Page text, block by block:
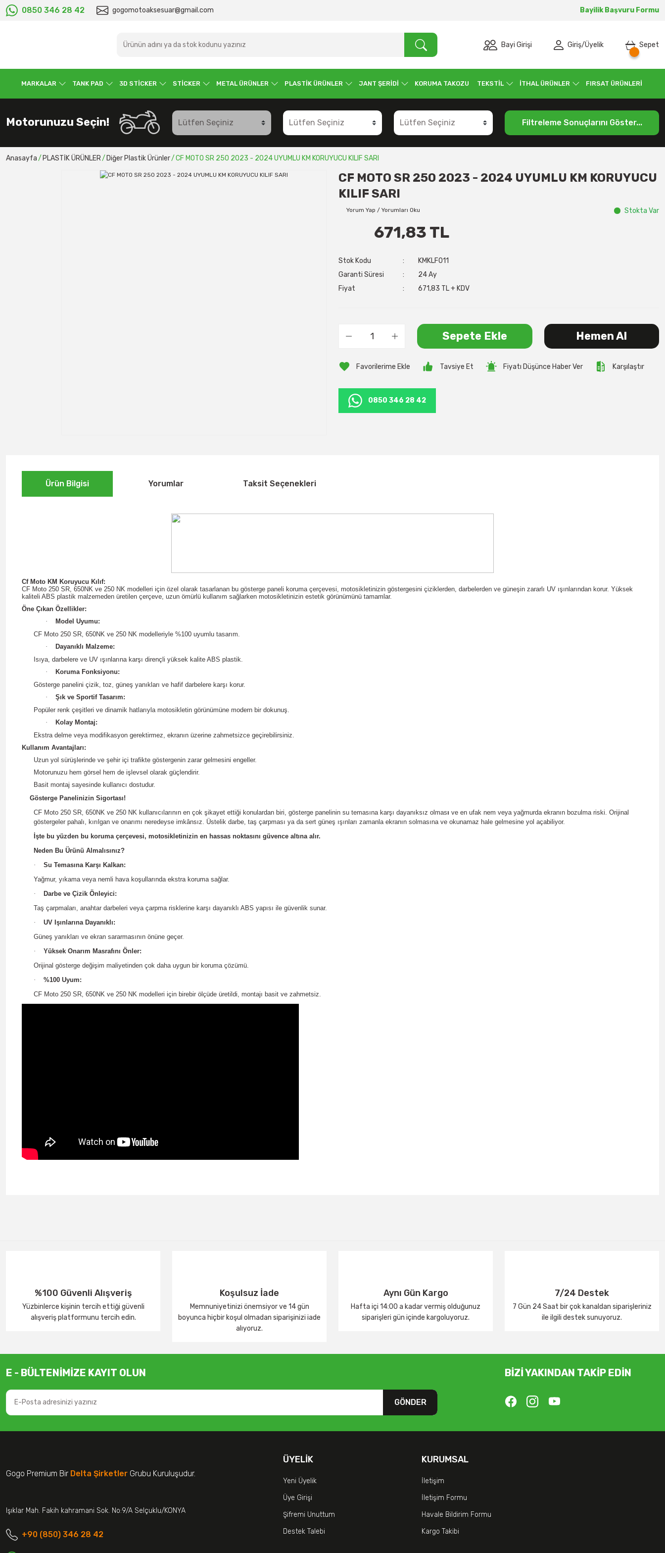
0850 346 28 42 gogomotoaksesuar@gmail.com Bayilik Başvuru Formu
Bayi Girişi Giriş/Üyelik Sepet
MARKALAR TANK PAD 3D STİCKER STİCKER METAL ÜRÜNLER PLASTİK ÜRÜNLER JANT ŞERİDİ KORUMA TAKOZU TEKSTİL İTHAL ÜRÜNLER FIRSAT ÜRÜNLERİ
Motorunuzu Seçin! Filtreleme Sonuçlarını Göster...
Anasayfa PLASTİK ÜRÜNLER Diğer Plastik Ürünler CF MOTO SR 250 2023 - 2024 UYUMLU KM KORUYUCU KILIF SARI
CF MOTO SR 250 2023 - 2024 UYUMLU KM KORUYUCU
KILIF SARI
Yorum Yap / Yorumları Oku Stokta Var
671,83 TL
Stok Kodu
KMKLF011
Garanti Süresi
24 Ay
Fiyat
671,83 TL + KDV
Sepete Ekle Hemen Al
Tavsiye Et Fiyatı Düşünce Haber Ver Karşılaştır
0850 346 28 42
Ürün Bilgisi Yorumlar Taksit Seçenekleri
Cf Moto KM Koruyucu Kılıf:
CF Moto 250 SR, 650NK ve 250 NK modelleri için özel olarak tasarlanan bu gösterge paneli koruma çerçevesi, motosikletinizin göstergesini çiziklerden, darbelerden ve güneşin zararlı UV ışınlarından korur. Yüksek
kaliteli ABS plastik malzemeden üretilen çerçeve, uzun ömürlü kullanım sağlarken motosikletinizin estetik görünümünü tamamlar.
Öne Çıkan Özellikler:
·
Model Uyumu:
CF Moto 250 SR, 650NK ve 250 NK modelleriyle %100 uyumlu tasarım.
·
Dayanıklı Malzeme:
Isıya, darbelere ve UV ışınlarına karşı dirençli yüksek kalite ABS plastik.
·
Koruma Fonksiyonu:
Gösterge panelini çizik, toz, güneş yanıkları ve hafif darbelere karşı korur.
·
Şık ve Sportif Tasarım:
Popüler renk çeşitleri ve dinamik hatlarıyla motosikletin görünümüne modern bir dokunuş.
·
Kolay Montaj:
Ekstra delme veya modifikasyon gerektirmez, ekranın üzerine zahmetsizce geçirebilirsiniz.
Kullanım Avantajları:
Uzun yol sürüşlerinde ve şehir içi trafikte göstergenin zarar gelmesini engeller.
Motorunuzu hem görsel hem de işlevsel olarak güçlendirir.
Basit montaj sayesinde kullanıcı dostudur.
Gösterge Panelinizin Sigortası!
CF Moto 250 SR, 650NK ve 250 NK kullanıcılarının en çok şikayet ettiği konulardan biri, gösterge panelinin su temasına karşı dayanıksız olması ve en ufak nem veya yağmurda ekranın bozulma riski. Orijinal
göstergeler pahalı, kırılgan ve onarımı neredeyse imkânsız. Üstelik darbe, taş çarpması ya da sert güneş ışınları zamanla ekranın solmasına ve okunamaz hale gelmesine yol açabiliyor.
İşte bu yüzden bu koruma çerçevesi, motosikletinizin en hassas noktasını güvence altına alır.
Neden Bu Ürünü Almalısınız?
·
Su Temasına Karşı Kalkan:
Yağmur, yıkama veya nemli hava koşullarında ekstra koruma sağlar.
·
Darbe ve Çizik Önleyici:
Taş çarpmaları, anahtar darbeleri veya çarpma risklerine karşı dayanıklı ABS yapısı ile güvenlik sunar.
·
UV Işınlarına Dayanıklı:
Güneş yanıkları ve ekran sararmasının önüne geçer.
·
Yüksek Onarım Masrafını Önler:
Orijinal gösterge değişim maliyetinden çok daha uygun bir koruma çözümü.
·
%100 Uyum:
CF Moto 250 SR, 650NK ve 250 NK modelleri için birebir ölçüde üretildi, montajı basit ve zahmetsiz.
%100 Güvenli Alışveriş
Yüzbinlerce kişinin tercih ettiği güvenli
alışveriş platformunu tercih edin.
Koşulsuz İade
Memnuniyetinizi önemsiyor ve 14 gün
boyunca hiçbir koşul olmadan siparişinizi iade
alıyoruz.
Aynı Gün Kargo
Hafta içi 14:00 a kadar vermiş olduğunuz
siparişleri gün içinde kargoluyoruz.
7/24 Destek
7 Gün 24 Saat bir çok kanaldan siparişleriniz
ile ilgili destek sunuyoruz.
E - BÜLTENİMİZE KAYIT OLUN
GÖNDER
BİZİ YAKINDAN TAKİP EDİN
Gogo Premium Bir Delta Şirketler Grubu Kuruluşudur.
Işıklar Mah. Fakih kahramani Sok. No:9/A Selçuklu/KONYA
+90 (850) 346 28 42
ÜYELIK
Yeni Üyelik
Üye Girişi
Şifremi Unuttum
Destek Talebi
KURUMSAL
İletişim
İletişim Formu
Havale Bildirim Formu
Kargo Takibi